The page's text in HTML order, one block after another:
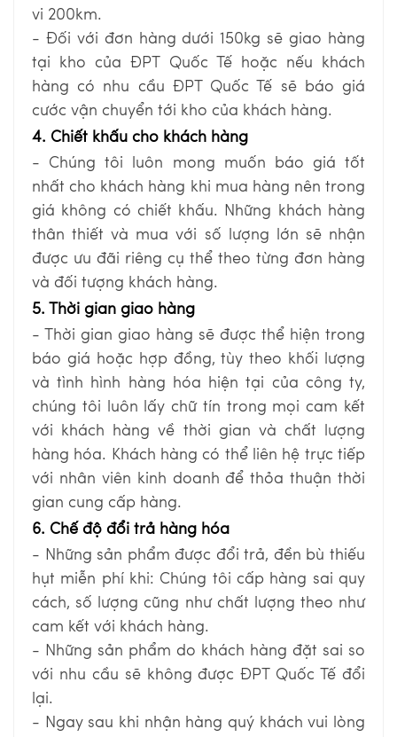
vi 200km.
- Đối với đơn hàng dưới 150kg sẽ giao hàng
tại kho của ĐPT Quốc Tế hoặc nếu khách
hàng có nhu cầu ĐPT Quốc Tế sẽ báo giá
cước vận chuyển tới kho của khách hàng.
4. Chiết khấu cho khách hàng
- Chúng tôi luôn mong muốn báo giá tốt
nhất cho khách hàng khi mua hàng nên trong
giá không có chiết khấu. Những khách hàng
thân thiết và mua với số lượng lớn sẽ nhận
được ưu đãi riêng cụ thể theo từng đơn hàng
và đối tượng khách hàng.
5. Thời gian giao hàng
- Thời gian giao hàng sẽ được thể hiện trong
báo giá hoặc hợp đồng, tùy theo khối lượng
và tình hình hàng hóa hiện tại của công ty,
chúng tôi luôn lấy chữ tín trong mọi cam kết
với khách hàng về thời gian và chất lượng
hàng hóa. Khách hàng có thể liên hệ trực tiếp
với nhân viên kinh doanh để thỏa thuận thời
gian cung cấp hàng.
6. Chế độ đổi trả hàng hóa
- Những sản phẩm được đổi trả, đền bù thiếu
hụt miễn phí khi: Chúng tôi cấp hàng sai quy
cách, số lượng cũng như chất lượng theo như
cam kết với khách hàng.
- Những sản phẩm do khách hàng đặt sai so
với nhu cầu sẽ không đượcĐPT Quốc Tế đổi
lại.
- Ngay sau khi nhận hàng quý khách vui lòng